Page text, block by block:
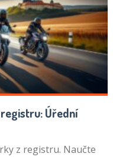
Úřední
z registru. Naučte